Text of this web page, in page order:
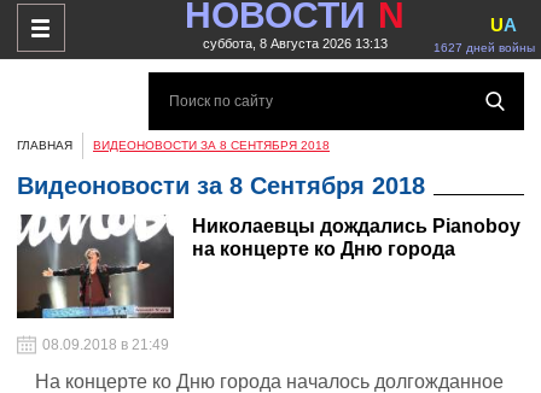
НОВОСТИ N
суббота, 8 Августа 2026 13:13 1627 дней войны
UA
ГЛАВНАЯ ВИДЕОНОВОСТИ ЗА 8 СЕНТЯБРЯ 2018
Видеоновости за 8 Сентября 2018
Николаевцы дождались Pianoboy
на концерте ко Дню города
08.09.2018 в 21:49
На концерте ко Дню города началось долгожданное